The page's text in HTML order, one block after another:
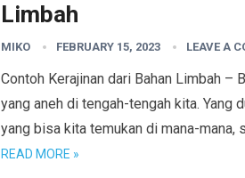
Limbah
MIKO FEBRUARY 15, 2023 LEAVE A
Contoh Kerajinan dari Bahan Limbah –
yang aneh di tengah-tengah kita. Yang
yang bisa kita temukan di mana-mana,
READ MORE »